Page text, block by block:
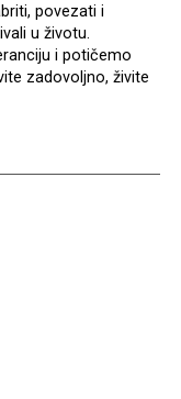
povezati i
u životu.
i potičemo
zadovoljno, živite